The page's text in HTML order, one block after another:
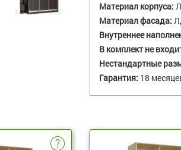
Материал корпуса:
Материал фасада:
Внутреннее
В комплект не
Нестандартные
Гарантия: 18